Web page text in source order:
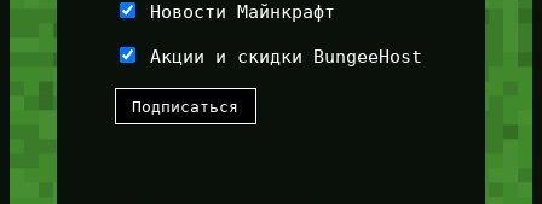
Новости Майнкрафт
Акции и скидки BungeeHost